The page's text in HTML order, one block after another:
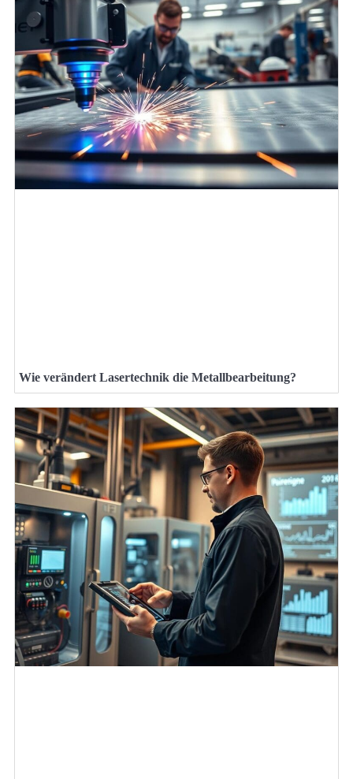
Wie verändert Lasertechnik die Metallbearbeitung?